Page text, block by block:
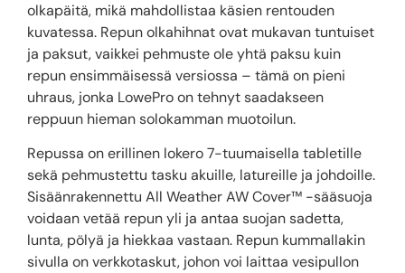
olkapäitä, mikä mahdollistaa käsien rentouden
kuvatessa. Repun olkahihnat ovat mukavan tuntuiset
ja paksut, vaikkei pehmuste ole yhtä paksu kuin
repun ensimmäisessä versiossa – tämä on pieni
uhraus, jonka LowePro on tehnyt saadakseen
reppuun hieman solokamman muotoilun.
Repussa on erillinen lokero 7-tuumaisella tabletille
sekä pehmustettu tasku akuille, latureille ja johdoille.
Sisäänrakennettu All Weather AW Cover™ -sääsuoja
voidaan vetää repun yli ja antaa suojan sadetta,
lunta, pölyä ja hiekkaa vastaan. Repun kummallakin
sivulla on verkkotaskut, johon voi laittaa vesipullon